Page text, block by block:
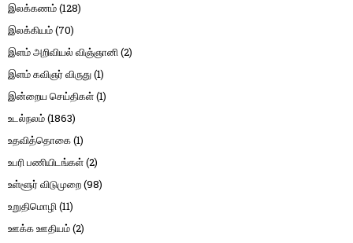
இலக்கணம்(128)
இலக்கியம்(70)
இளம் அறிவியல் விஞ்ஞானி(2)
இளம் கவிஞர் விருது(1)
இன்றைய செய்திகள்(1)
உடல்நலம்(1863)
உதவித்தொகை(1)
உபரி பணியிடங்கள்(2)
உள்ளூர் விடுமுறை(98)
உறுதிமொழி(11)
ஊக்க ஊதியம்(2)